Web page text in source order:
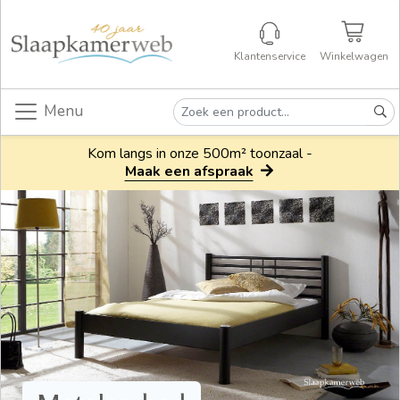
Klantenservice Winkelwagen
Menu
Kom langs in onze 500m² toonzaal -
Maak een afspraak